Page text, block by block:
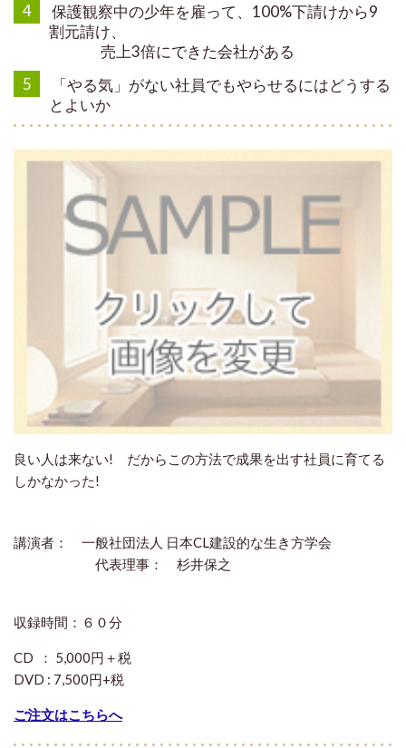
4
保護観察中の少年を雇って、100%下請けから9
割元請け、
売上3倍にできた会社がある
5
「やる気」がない社員でもやらせるにはどうする
とよいか
良い人は来ない! だからこの方法で成果を出す社員に育てる
しかなかった!
講演者： 一般社団法人 日本CL建設的な生き方学会
代表理事： 杉井保之
収録時間：６０分
CD ： 5,000円＋税
DVD : 7,500円+税
ご注文はこちらへ